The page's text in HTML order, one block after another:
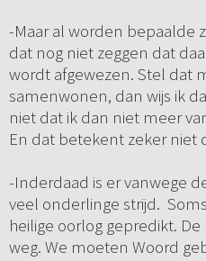
-Maar al worden bepaalde
dat nog niet zeggen dat
wordt afgewezen. Stel dat
samenwonen, dan wijs ik
niet dat ik dan niet meer
En dat betekent zeker niet
-Inderdaad is er vanwege
veel onderlinge strijd.
heilige oorlog gepredikt.
weg. We moeten Woord